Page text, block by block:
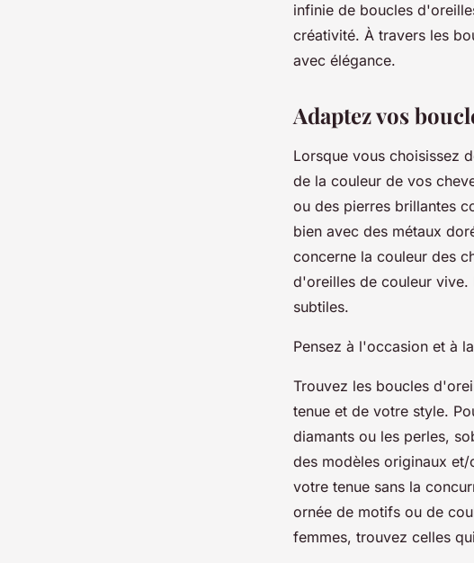
infinie de boucles
créativité. À travers les
avec élégance.
Adaptez vos
Lorsque vous choisissez
de la couleur de vos
ou des pierres brillantes
bien avec des métaux
concerne la couleur des
d'oreilles de couleur vive.
subtiles.
Pensez à l'occasion et à
Trouvez les boucles
tenue et de votre style.
diamants ou les perles,
des modèles originaux
votre tenue sans la
ornée de motifs ou de
femmes, trouvez celles